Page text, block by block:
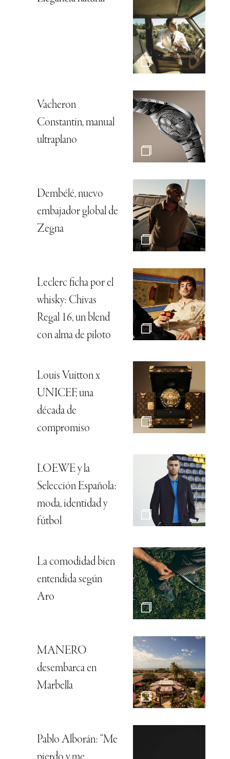
Vacheron
Constantin, manual
ultraplano
Dembélé, nuevo
embajador global de
Zegna
Leclerc ficha por el
whisky: Chivas
Regal 16, un blend
con alma de piloto
Louis Vuitton x
UNICEF, una
década de
compromiso
LOEWE y la
Selección Española:
moda, identidad y
fútbol
La comodidad bien
entendida según
Aro
MANERO
desembarca en
Marbella
Pablo Alborán: “Me